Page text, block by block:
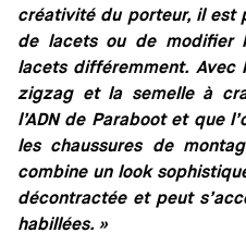
créativité du porteur, il est
de lacets ou de modifier
lacets différemment. Avec
zigzag et la semelle à
l’ADN de Paraboot et que
les chaussures de
combine un look
décontractée et peut
habillées. »